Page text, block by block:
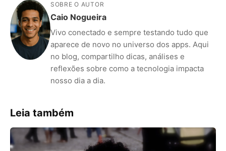
SOBRE O AUTOR
Caio Nogueira
Vivo conectado e sempre testando tudo que
aparece de novo no universo dos apps. Aqui
no blog, compartilho dicas, análises e
reflexões sobre como a tecnologia impacta
nosso dia a dia.
Leia também